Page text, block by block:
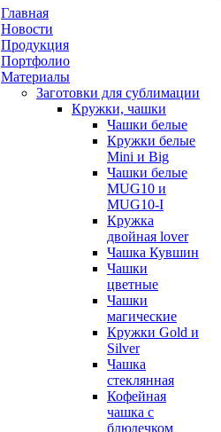
Главная
Новости
Продукция
Портфолио
Материалы
Заготовки для сублимации
Кружки, чашки
Чашки белые
Кружки белые
Mini и Big
Чашки белые
MUG10 и
MUG10-I
Кружка
двойная lover
Чашка Кувшин
Чашки
цветные
Чашки
магические
Кружки Gold и
Silver
Чашка
стеклянная
Кофейная
чашка с
блюдечком